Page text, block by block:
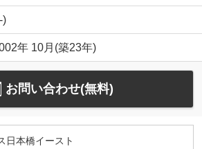
)
年 10月(築23年)
お問い合わせ(無料)
日本橋イースト